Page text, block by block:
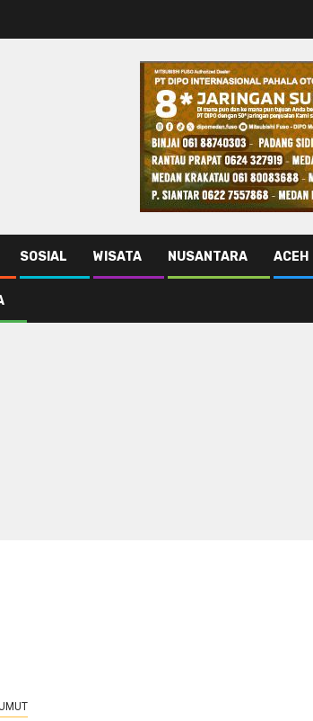
SOSIAL WISATA NUSANTARA ACEH